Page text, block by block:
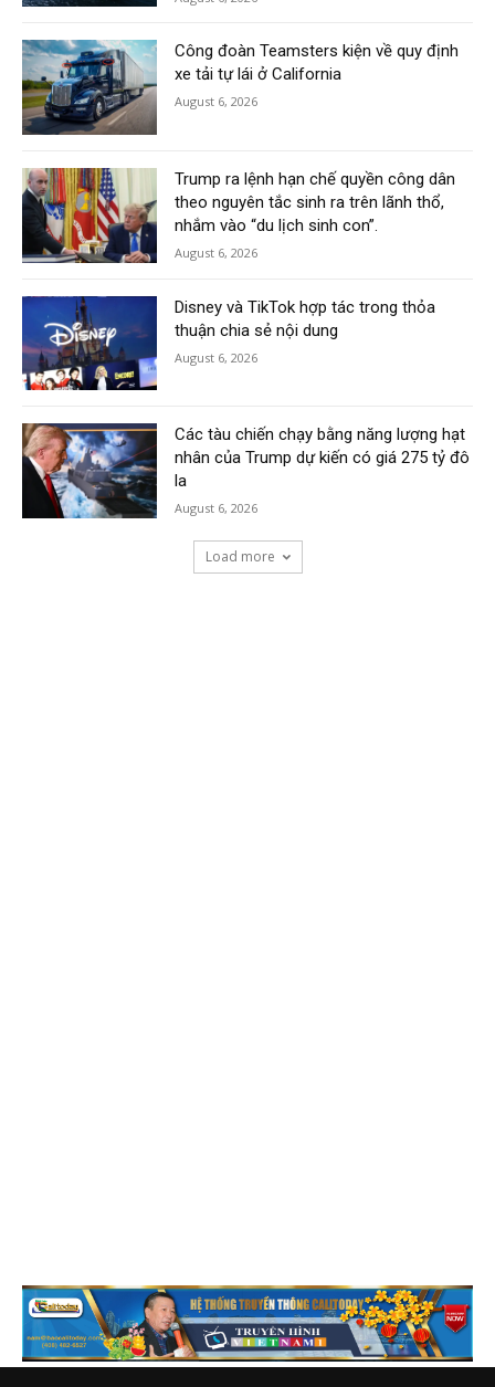
Công đoàn Teamsters kiện về quy định
xe tải tự lái ở California
August 6, 2026
Trump ra lệnh hạn chế quyền công dân
theo nguyên tắc sinh ra trên lãnh thổ,
nhắm vào “du lịch sinh con”.
August 6, 2026
Disney và TikTok hợp tác trong thỏa
thuận chia sẻ nội dung
August 6, 2026
Các tàu chiến chạy bằng năng lượng hạt
nhân của Trump dự kiến có giá 275 tỷ đô
la
August 6, 2026
Load more